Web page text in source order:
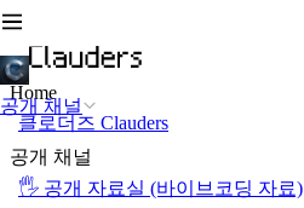
공개 채널
Home
클로더즈 Clauders
공개 채널
🖐️ 공개 자료실 (바이브코딩 자료)